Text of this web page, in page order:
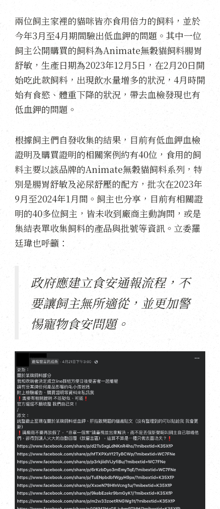
兩位飼主家裡的貓咪皆亦食用倍力的飼料，並於
今年3月至4月期間驗出低血鉀的問題。其中一位
飼主公開購買的飼料為Animate無穀貓飼料腸胃
舒敏，生產日期為2023年12月5日，在2月20日開
始吃此款飼料，出現飲水量增多的狀況，4月時開
始有食慾、體重下降的狀況，帶去血檢發現也有
低血鉀的問題。
根據飼主們自發收集的結果，目前有低血鉀血檢
證明及購買證明的相關案例約有40位，食用的飼
料主要以該品牌的Animate無穀貓飼料系列，特
別是腸胃舒敏及泌尿舒壓的配方，批次在2023年
9月至2024年1月間。飼主也分享，目前有相關證
明的40多位飼主，皆未收到廠商主動詢問，或是
集結表單收集飼料的產品與批號等資訊。立委羅
廷瑋也呼籲：
政府應建立食安通報流程，不
要讓飼主無所適從，並更加警
惕寵物食安問題。